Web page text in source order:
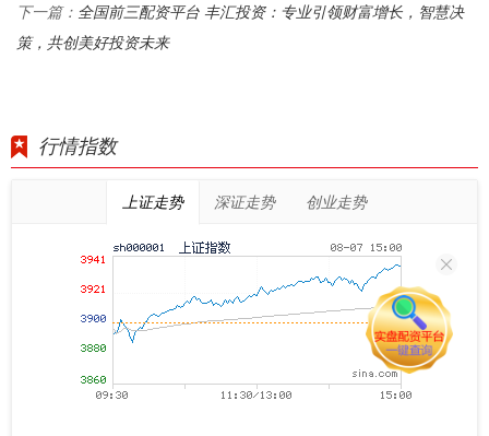
下一篇： 全国前三配资平台 丰汇投资：专业引领财富增长，智慧决
策，共创美好投资未来
行情指数
上证走势 深证走势 创业走势